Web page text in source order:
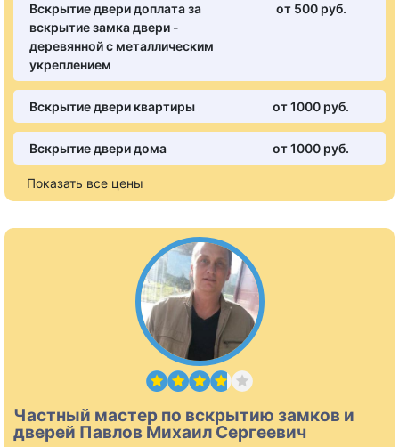
Вскрытие двери доплата за
вскрытие замка двери -
деревянной с металлическим
укреплением
от 500 pуб.
Вскрытие двери квартиры от 1000 pуб.
Вскрытие двери дома от 1000 pуб.
Показать все цены
Частный мастер по вскрытию замков и
дверей Павлов Михаил Сергеевич